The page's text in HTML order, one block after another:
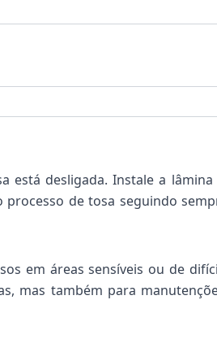
está desligada. Instale a lâmina
de tosa seguindo
em áreas sensíveis ou de
mas também para